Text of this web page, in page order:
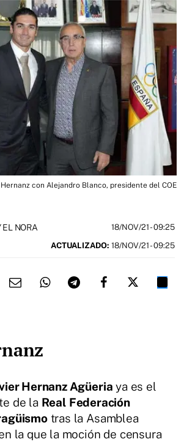
con Alejandro Blanco, presidente del COE
EL NORA 18/NOV/21- 09:25
ACTUALIZADO: 18/NOV/21 - 09:25
Hernanz Agüeria ya es el
de la Real Federación
tras la Asamblea
la que la moción de censura